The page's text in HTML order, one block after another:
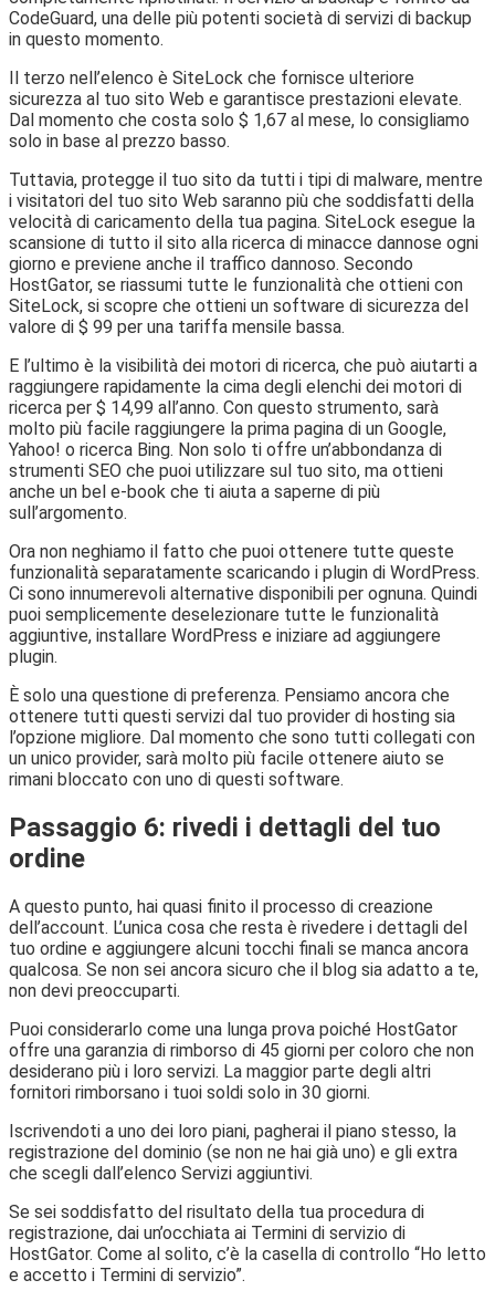
CodeGuard, una delle più potenti società di servizi di backup
in questo momento.
Il terzo nell’elenco è SiteLock che fornisce ulteriore
sicurezza al tuo sito Web e garantisce prestazioni elevate.
Dal momento che costa solo $ 1,67 al mese, lo consigliamo
solo in base al prezzo basso.
Tuttavia, protegge il tuo sito da tutti i tipi di malware, mentre
i visitatori del tuo sito Web saranno più che soddisfatti della
velocità di caricamento della tua pagina. SiteLock esegue la
scansione di tutto il sito alla ricerca di minacce dannose ogni
giorno e previene anche il traffico dannoso. Secondo
HostGator, se riassumi tutte le funzionalità che ottieni con
SiteLock, si scopre che ottieni un software di sicurezza del
valore di $ 99 per una tariffa mensile bassa.
E l’ultimo è la visibilità dei motori di ricerca, che può aiutarti a
raggiungere rapidamente la cima degli elenchi dei motori di
ricerca per $ 14,99 all’anno. Con questo strumento, sarà
molto più facile raggiungere la prima pagina di un Google,
Yahoo! o ricerca Bing. Non solo ti offre un’abbondanza di
strumenti SEO che puoi utilizzare sul tuo sito, ma ottieni
anche un bel e-book che ti aiuta a saperne di più
sull’argomento.
Ora non neghiamo il fatto che puoi ottenere tutte queste
funzionalità separatamente scaricando i plugin di WordPress.
Ci sono innumerevoli alternative disponibili per ognuna. Quindi
puoi semplicemente deselezionare tutte le funzionalità
aggiuntive, installare WordPress e iniziare ad aggiungere
plugin.
È solo una questione di preferenza. Pensiamo ancora che
ottenere tutti questi servizi dal tuo provider di hosting sia
l’opzione migliore. Dal momento che sono tutti collegati con
un unico provider, sarà molto più facile ottenere aiuto se
rimani bloccato con uno di questi software.
Passaggio 6: rivedi i dettagli del tuo
ordine
A questo punto, hai quasi finito il processo di creazione
dell’account. L’unica cosa che resta è rivedere i dettagli del
tuo ordine e aggiungere alcuni tocchi finali se manca ancora
qualcosa. Se non sei ancora sicuro che il blog sia adatto a te,
non devi preoccuparti.
Puoi considerarlo come una lunga prova poiché HostGator
offre una garanzia di rimborso di 45 giorni per coloro che non
desiderano più i loro servizi. La maggior parte degli altri
fornitori rimborsano i tuoi soldi solo in 30 giorni.
Iscrivendoti a uno dei loro piani, pagherai il piano stesso, la
registrazione del dominio (se non ne hai già uno) e gli extra
che scegli dall’elenco Servizi aggiuntivi.
Se sei soddisfatto del risultato della tua procedura di
registrazione, dai un’occhiata ai Termini di servizio di
HostGator. Come al solito, c’è la casella di controllo “Ho letto
e accetto i Termini di servizio”.